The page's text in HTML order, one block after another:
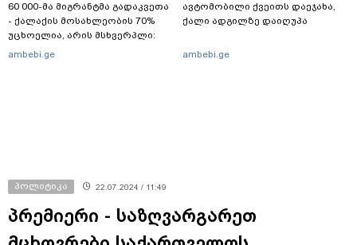
60 000-მა მიგრანტმა გადაკვეთა
- ქალაქის მოსახლეობის 70%
უცხოელია, არის მსხვერპლი:
ბოლო ცნობები სეუტადან,
ambebi.ge
ავტომობილი ქვეითს დაეჯახა,
ქალი ადგილზე დაიღუპა
ambebi.ge
პოლიტიკა 22.07.2024 / 11:49
პრემიერი - საზღვარგარეთ